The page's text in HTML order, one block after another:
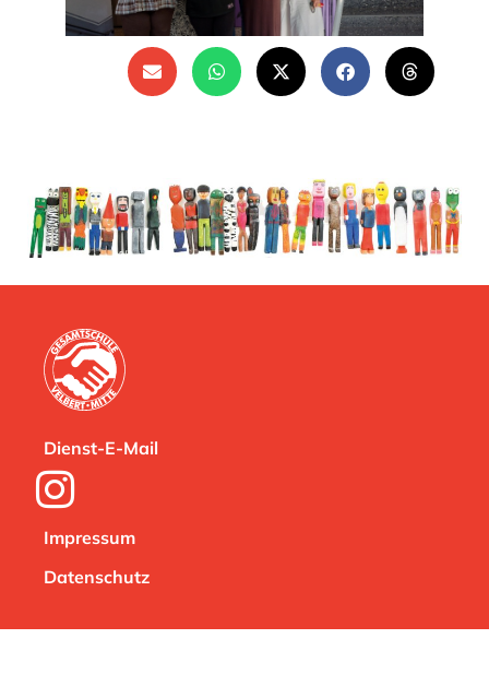
Dienst-E-Mail
Impressum
Datenschutz